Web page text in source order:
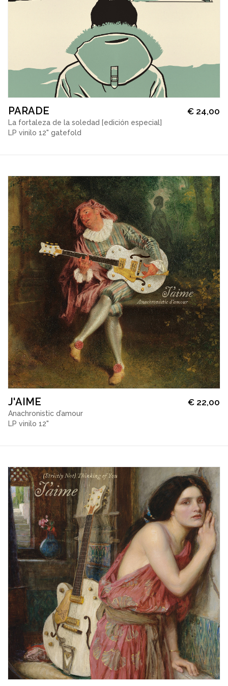
PARADE
La fortaleza de la soledad [edición especial]
LP vinilo 12" gatefold
€ 24,00
J'AIME
Anachronistic d’amour
LP vinilo 12"
€ 22,00